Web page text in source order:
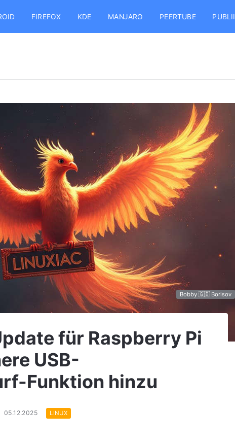
FIREFOX KDE MANJARO PEERTUBE PUBLII
Bobby 🇬🇧 Borisov
für Raspberry Pi
USB-
Funktion hinzu
05.12.2025 LINUX